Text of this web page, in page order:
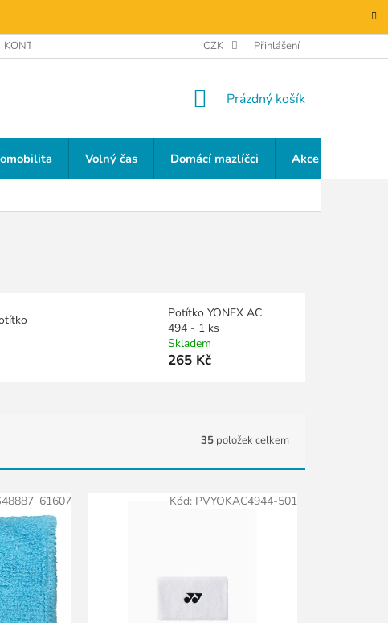
KONTAKTY CZK Přihlášení
NÁKUPNÍ
Prázdný košík
Volný čas Domácí mazlíčci Akce a slevy
Potítko YONEX AC
494 - 1 ks
Skladem
265 Kč
35 položek celkem
Kód: PVYOKAC4944-501